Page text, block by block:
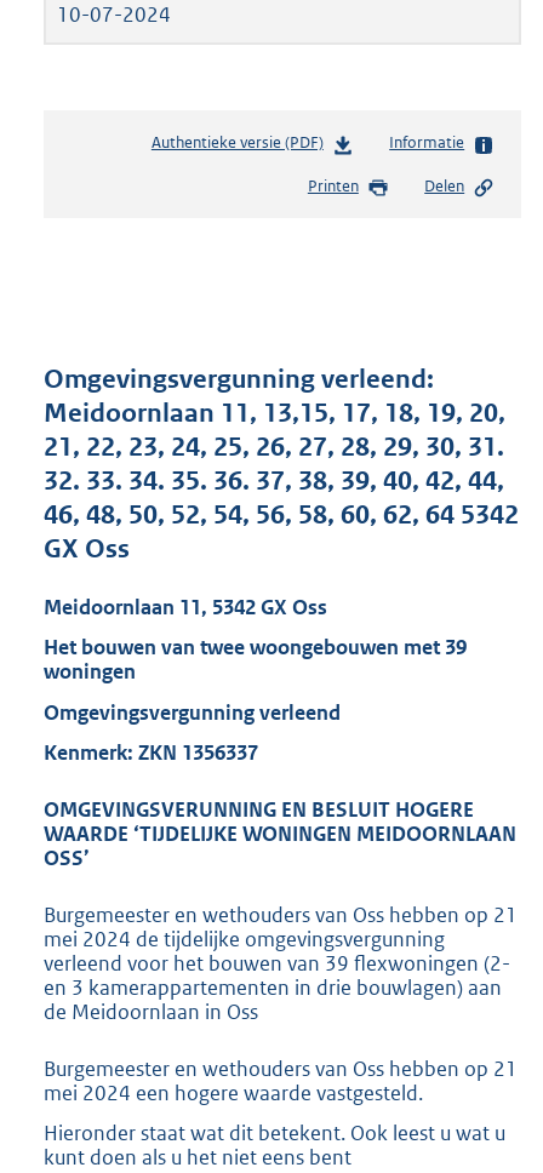
10-07-2024
Authentieke versie (PDF)b
s
r
o
t
t
e
:
6
b
Informatie
Printen Delen
Omgevingsvergunning verleend:
Meidoornlaan 11, 13,15, 17, 18, 19, 20,
21, 22, 23, 24, 25, 26, 27, 28, 29, 30, 31.
32. 33. 34. 35. 36. 37, 38, 39, 40, 42, 44,
46, 48, 50, 52, 54, 56, 58, 60, 62, 64 5342
GX Oss
Meidoornlaan 11, 5342 GX Oss
Het bouwen van twee woongebouwen met 39
woningen
Omgevingsvergunning verleend
Kenmerk: ZKN 1356337
OMGEVINGSVERUNNING EN BESLUIT HOGERE
WAARDE ‘TIJDELIJKE WONINGEN MEIDOORNLAAN
OSS’
Burgemeester en wethouders van Oss hebben op 21
mei 2024 de tijdelijke omgevingsvergunning
verleend voor het bouwen van 39 flexwoningen (2-
en 3 kamerappartementen in drie bouwlagen) aan
de Meidoornlaan in Oss
Burgemeester en wethouders van Oss hebben op 21
mei 2024 een hogere waarde vastgesteld.
Hieronder staat wat dit betekent. Ook leest u wat u
kunt doen als u het niet eens bent